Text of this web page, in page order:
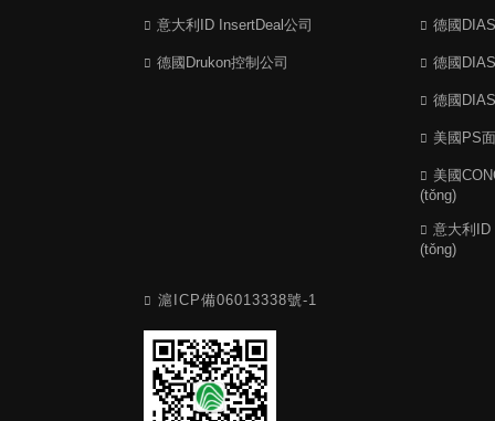
意大利ID InsertDeal公司
德國Drukon控制公司
德國
德國
德國
美國PS
美國
(tǒng)
意大利ID
(tǒng)
滬ICP備06013338號-1